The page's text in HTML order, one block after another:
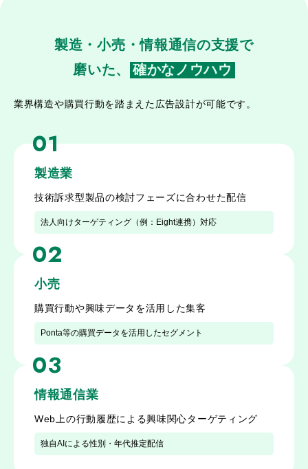
製造・小売・情報通信の支援で
磨いた、
確かなノウハウ
業界構造や購買行動を踏まえた広告設計が可能です。
01
製造業
技術訴求型製品の検討フェーズに合わせた配信
法人向けターゲティング（例：Eight連携）対応
02
小売
購買行動や興味データを活用した集客
Ponta等の購買データを活用したセグメント
03
情報通信業
Web上の行動履歴による興味関心ターゲティング
独自AIによる性別・年代推定配信